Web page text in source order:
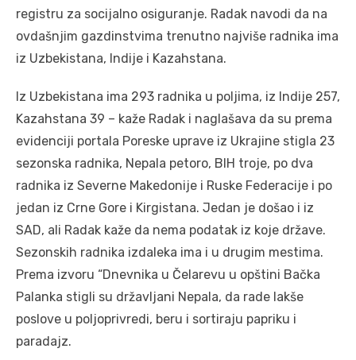
registru za socijalno osiguranje. Radak navodi da na
ovdašnjim gazdinstvima trenutno najviše radnika ima
iz Uzbekistana, Indije i Kazahstana.
Iz Uzbekistana ima 293 radnika u poljima, iz Indije 257,
Kazahstana 39 – kaže Radak i naglašava da su prema
evidenciji portala Poreske uprave iz Ukrajine stigla 23
sezonska radnika, Nepala petoro, BIH troje, po dva
radnika iz Severne Makedonije i Ruske Federacije i po
jedan iz Crne Gore i Kirgistana. Jedan je došao i iz
SAD, ali Radak kaže da nema podatak iz koje države.
Sezonskih radnika izdaleka ima i u drugim mestima.
Prema izvoru “Dnevnika u Čelarevu u opštini Bačka
Palanka stigli su državljani Nepala, da rade lakše
poslove u poljoprivredi, beru i sortiraju papriku i
paradajz.